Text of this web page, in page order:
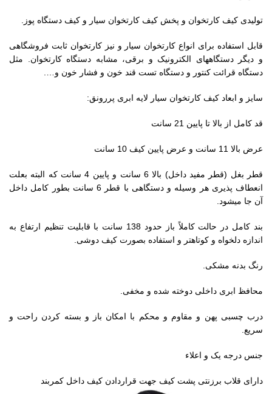
تولیدی کیف کارتخوان و پخش کیف کارتخوان سیار و کیف دستگاه پوز.
قابل استفاده برای انواع کارتخوان سیار و نیز کارتخوان ثابت فروشگاهی
و دیگر دستگاههای الکترونیک و برقی، مشابه دستگاه کارتخوان. مثل
دستگاه قرائت کنتور و دستگاه تست قند خون و فشار خون و….
سایز و ابعاد کیف کارتخوان سیار لایه ابری پررونق:
قد کامل از بالا تا پایین 21 سانت
عرض بالا 11 سانت و عرض پایین کیف 10 سانت
قطر بغل (قطر مفید داخل) بالا 6 سانت و پایین 4 سانت که البته بعلت
انعطاف پذیری هر وسیله و دستگاهی با قطر 6 سانت بطور کامل داخل
آن جا میشود.
بند کامل در حالت کاملاً باز حدود 138 سانت با قابلیت تنظیم ارتفاع به
اندازه دلخواه و کوتاهتر و استفاده بصورت کیف دوشی.
رنگ بدنه مشکی.
محافظ ابری داخلی دوخته شده و مخفی.
درب چسبی پهن و مقاوم و محکم با امکان باز و بسته کردن راحت و
سریع.
جنس درجه یک و اعلاء
دارای قلاب برزنتی پشت کیف جهت قراردادن کیف داخل کمربند